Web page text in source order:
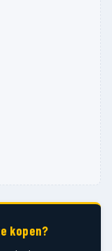
kopen?